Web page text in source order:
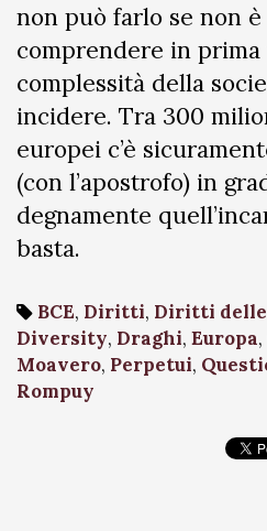
non può farlo se non
comprendere in prima
complessità della
incidere. Tra 300
europei c’è
(con l’apostrofo) in
degnamente
basta.
BCE, Diritti, Diritti delle
Diversity, Draghi, Europa,
Moavero, Perpetui,
Rompuy